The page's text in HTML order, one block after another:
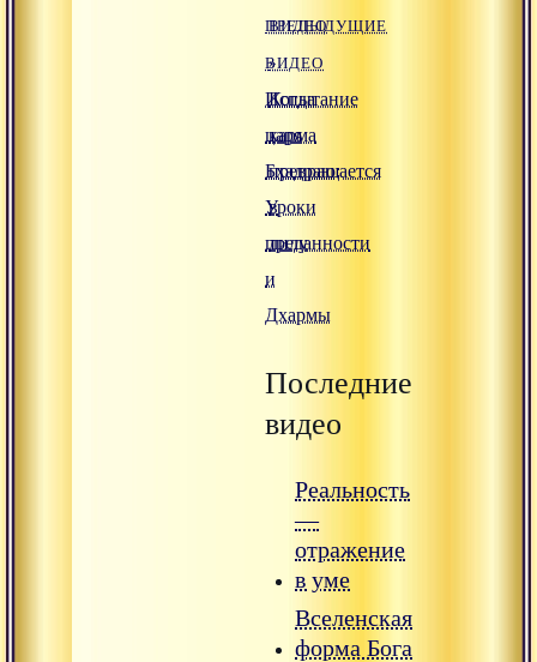
ПРЕДЫДУЩИЕ
ВИДЕО
Испытание
царя
Бхадраю:
Уроки
преданности
и
Дхармы
ВИДЕО
»
Когда
карма
превращается
в
лилу
Последние
видео
Реальность
—
отражение
в уме
Вселенская
форма Бога